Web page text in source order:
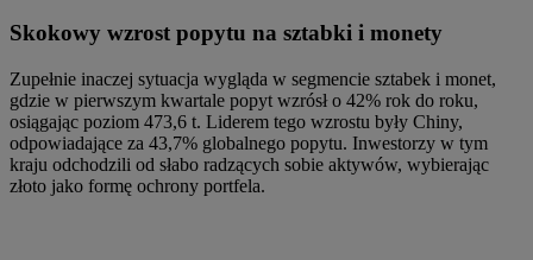
Skokowy wzrost popytu na sztabki i monety
Zupełnie inaczej sytuacja wygląda w segmencie sztabek i monet,
gdzie w pierwszym kwartale popyt wzrósł o 42% rok do roku,
osiągając poziom 473,6 t. Liderem tego wzrostu były Chiny,
odpowiadające za 43,7% globalnego popytu. Inwestorzy w tym
kraju odchodzili od słabo radzących sobie aktywów, wybierając
złoto jako formę ochrony portfela.